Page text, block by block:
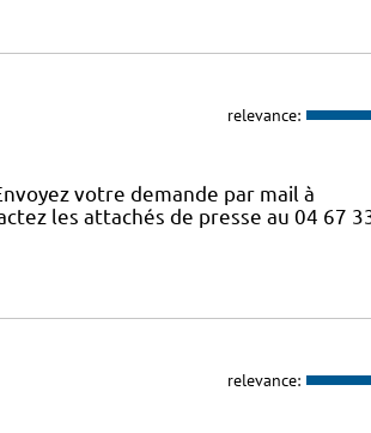
relevance:
votre demande par mail à
les attachés de presse au 04 67
relevance: